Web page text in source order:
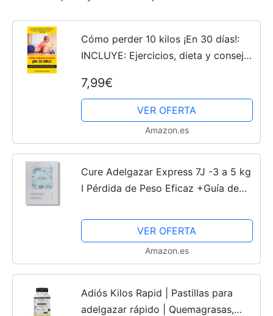
Cómo perder 10 kilos ¡En 30 días!:
INCLUYE: Ejercicios, dieta y consejos
7,99€
VER OFERTA
Amazon.es
Cure Adelgazar Express 7J -3 a 5 kg
I Pérdida de Peso Eficaz +Guía de
- Sustituto de Comidas Baja en
Azúcar y Materias...
VER OFERTA
Amazon.es
Adiós Kilos Rapid | Pastillas para
adelgazar rápido | Quemagrasas,